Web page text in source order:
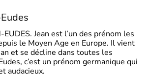
Jean est l’un des prénom les
le Moyen Age en Europe. Il vient
et se décline dans toutes les
c’est un prénom germanique qui
audacieux.